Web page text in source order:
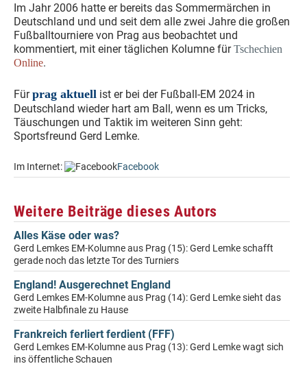
Im Jahr 2006 hatte er bereits das Sommermärchen in
Deutschland und und seit dem alle zwei Jahre die großen
Fußballtourniere von Prag aus beobachtet und
kommentiert, mit einer täglichen Kolumne fürTschechien
Online.
Fürprag aktuell ist er bei der Fußball-EM 2024 in
Deutschland wieder hart am Ball, wenn es um Tricks,
Täuschungen und Taktik im weiteren Sinn geht:
Sportsfreund Gerd Lemke.
Im Internet: Facebook
Weitere Beiträge dieses Autors
Alles Käse oder was?
Gerd Lemkes EM-Kolumne aus Prag (15): Gerd Lemke schafft
gerade noch das letzte Tor des Turniers
England! Ausgerechnet England
Gerd Lemkes EM-Kolumne aus Prag (14): Gerd Lemke sieht das
zweite Halbfinale zu Hause
Frankreich ferliert ferdient (FFF)
Gerd Lemkes EM-Kolumne aus Prag (13): Gerd Lemke wagt sich
ins öffentliche Schauen